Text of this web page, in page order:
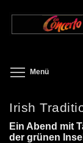
zum
Menü
Irish
Ein Abend mit
der grünen Insel